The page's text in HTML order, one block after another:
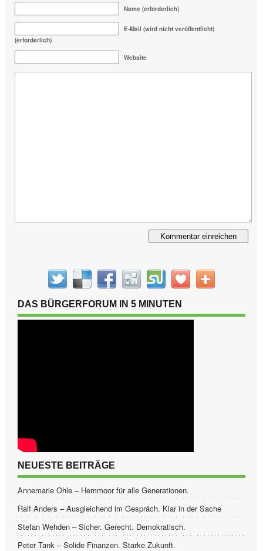
Name (erforderlich)
E-Mail (wird nicht veröffentlicht)
(erforderlich)
Website
DAS BÜRGERFORUM IN 5 MINUTEN
NEUESTE BEITRÄGE
Annemarie Ohle – Hemmoor für alle Generationen.
Ralf Anders – Ausgleichend im Gespräch. Klar in der Sache
Stefan Wehden – Sicher. Gerecht. Demokratisch.
Peter Tank – Solide Finanzen. Starke Zukunft.